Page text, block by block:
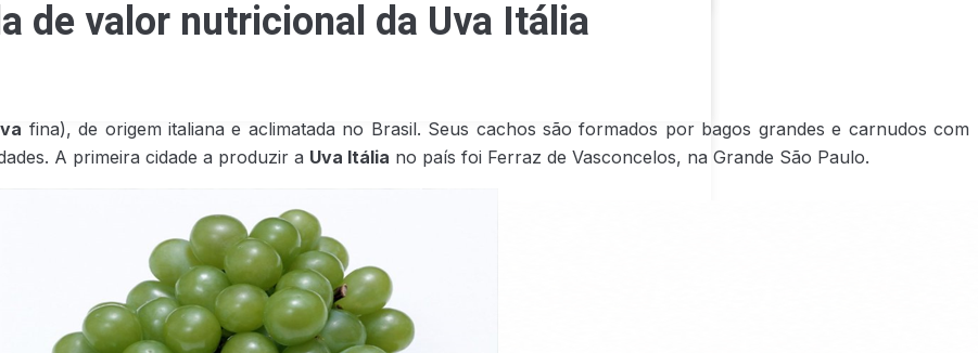
de valor nutricional da Uva Itália
fina), de origem italiana e aclimatada no Brasil. Seus cachos são formados por bagos grandes e carnudos com
A primeira cidade a produzir a Uva Itália no país foi Ferraz de Vasconcelos, na Grande São Paulo.